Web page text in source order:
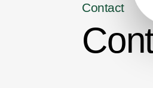
Contact